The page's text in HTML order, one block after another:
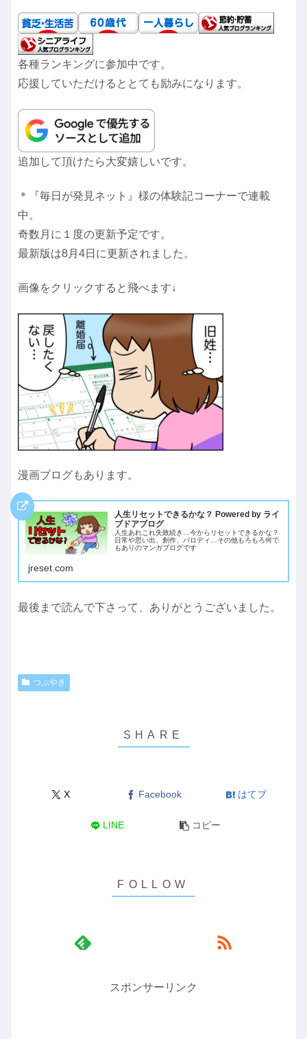
各種ランキングに参加中です。
応援していただけるととても励みになります。
追加して頂けたら大変嬉しいです。
＊『毎日が発見ネット』様の体験記コーナーで連載
中。
奇数月に１度の更新予定です。
最新版は8月4日に更新されました。
画像をクリックすると飛べます↓
漫画ブログもあります。
人生リセットできるかな？ Powered by ライ
ブドアブログ
人生あれこれ失敗続き…今からリセットできるかな？
日常や思い出、創作、パロディ…その他もろもろ何で
もありのマンガブログです
jreset.com
最後まで読んで下さって、ありがとうございました。
つぶやき
X Facebook はてブ
LINE コピー
スポンサーリンク